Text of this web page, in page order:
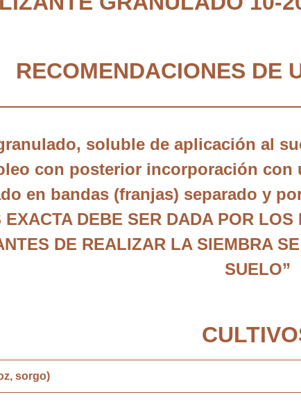
RECOMENDACIONES DE
soluble de aplicación al
con posterior incorporación con
en bandas (franjas) separado y
DEBE SER DADA POR
DE REALIZAR LA SIEMBRA
SUELO”
sorgo)